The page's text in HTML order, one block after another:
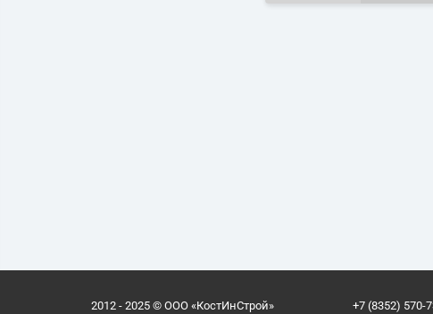
2012 - 2025 © ООО «КостИнСтрой»
+7 (8352) 570-